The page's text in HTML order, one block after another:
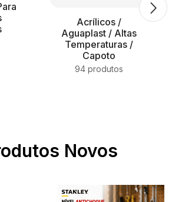
Acrílicos /
Aguaplast / Altas
Temperaturas /
Capoto
94 produtos
Novos